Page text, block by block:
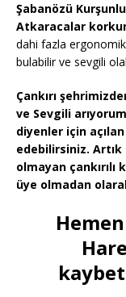
Şabanözü
Atkaracalar
dahi fazla
bulabilir ve sevgili
Çankırı
ve Sevgili
diyenler için
edebilirsiniz. Artık
olmayan çankırılı
üye olmadan